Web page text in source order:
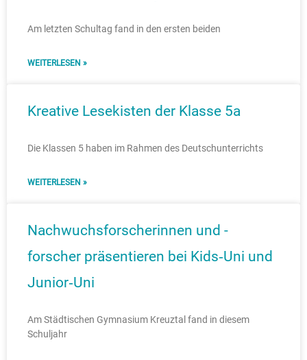
Am letzten Schultag fand in den ersten beiden
WEITERLESEN »
Kreative Lesekisten der Klasse 5a
Die Klassen 5 haben im Rahmen des Deutschunterrichts
WEITERLESEN »
Nachwuchsforscherinnen und -
forscher präsentieren bei Kids‑Uni und
Junior‑Uni
Am Städtischen Gymnasium Kreuztal fand in diesem
Schuljahr